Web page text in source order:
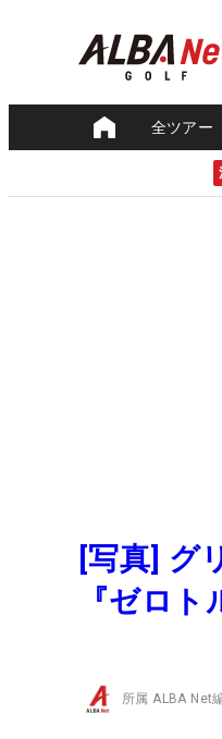
全ツアー
[写真] グ
『ゼロト
所属ALBA Net